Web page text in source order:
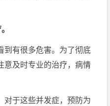
有很多危害。为了彻底
意及时专业的治疗，病情
于这些并发症，预防为